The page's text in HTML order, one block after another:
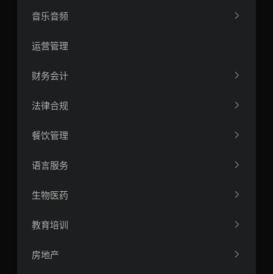
音乐音频
运营管理
财务会计
法律合规
餐饮管理
语言服务
生物医药
教育培训
房地产